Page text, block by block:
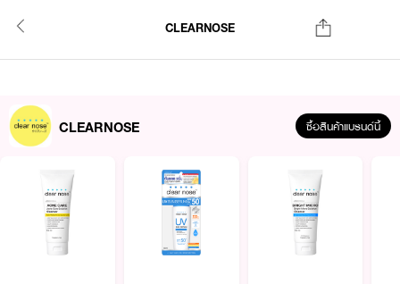
CLEARNOSE
CLEARNOSE ซื้อสินค้าแบรนด์นี้